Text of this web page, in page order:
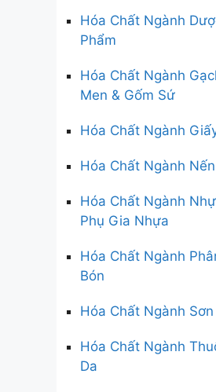
Hóa Chất Ngành
Phẩm
Hóa Chất Ngành
Men & Gốm Sứ
Hóa Chất Ngành
Hóa Chất Ngành Nến
Hóa Chất Ngành
Phụ Gia Nhựa
Hóa Chất Ngành
Bón
Hóa Chất Ngành Sơn
Hóa Chất Ngành
Da